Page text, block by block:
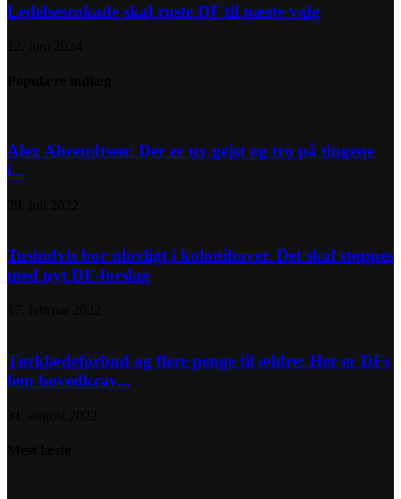
Ledelsesrokade skal ruste DF til næste valg
Alex Ahrendtsen: Der er ny gejst og tro på tingene
i...
Tusindvis bor ulovligt i kolonihaver. Det skal stoppes
med nyt DF-forslag
Tørklædeforbud og flere penge til ældre: Her er DFs
fem hovedkrav...